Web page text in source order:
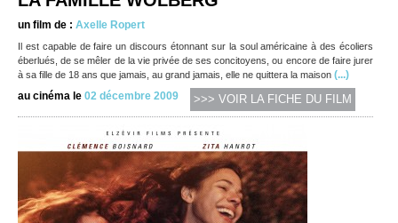
un film de : Axelle Ropert
Il est capable de faire un discours étonnant sur la soul américaine à des écoliers
éberlués, de se mêler de la vie privée de ses concitoyens, ou encore de faire jurer
à sa fille de 18 ans que jamais, au grand jamais, elle ne quittera la maison (...)
au cinéma le 02 décembre 2009 >>> VOIR LA FICHE DU FILM